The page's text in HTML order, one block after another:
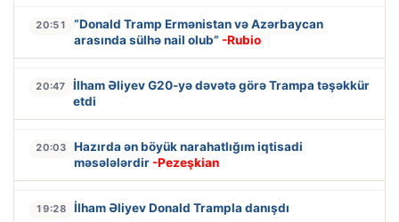
20:51
“Donald Tramp Ermənistan və Azərbaycan
arasında sülhə nail olub” -Rubio
20:47
İlham Əliyev G20-yə dəvətə görə Trampa təşəkkür
etdi
20:03
Hazırda ən böyük narahatlığım iqtisadi
məsələlərdir -Pezeşkian
19:28 İlham Əliyev Donald Trampla danışdı